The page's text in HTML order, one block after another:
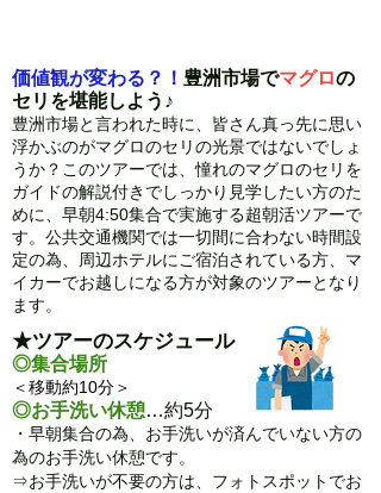
価値観が変わる？！ 豊洲市場でマグロの
セリを堪能しよう♪
豊洲市場と言われた時に、皆さん真っ先に思い
浮かぶのがマグロのセリの光景ではないでしょ
うか？このツアーでは、憧れのマグロのセリを
ガイドの解説付きでしっかり見学したい方のた
めに、早朝4:50集合で実施する超朝活ツアーで
す。公共交通機関では一切間に合わない時間設
定の為、周辺ホテルにご宿泊されている方、マ
イカーでお越しになる方が対象のツアーとなり
ます。
​★ツアーのスケジュール
◎集合場所
＜移動約10分＞
◎お手洗い休憩…約5分
・早朝集合の為、お手洗いが済んでいない方の
為のお手洗い休憩です。
⇒お手洗いが不要の方は、フォトスポットでお